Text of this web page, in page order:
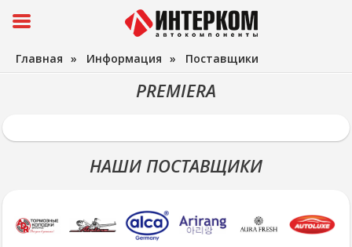
Главная » Информация » Поставщики
PREMIERA
НАШИ ПОСТАВЩИКИ